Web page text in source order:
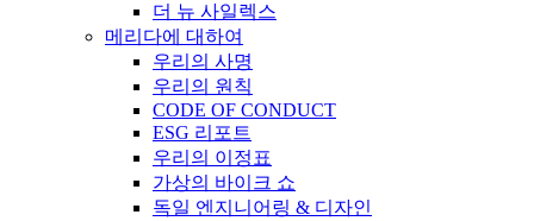
더 뉴 사일렉스
메리다에 대하여
우리의 사명
우리의 원칙
CODE OF CONDUCT
ESG 리포트
우리의 이정표
가상의 바이크 쇼
독일 엔지니어링 & 디자인